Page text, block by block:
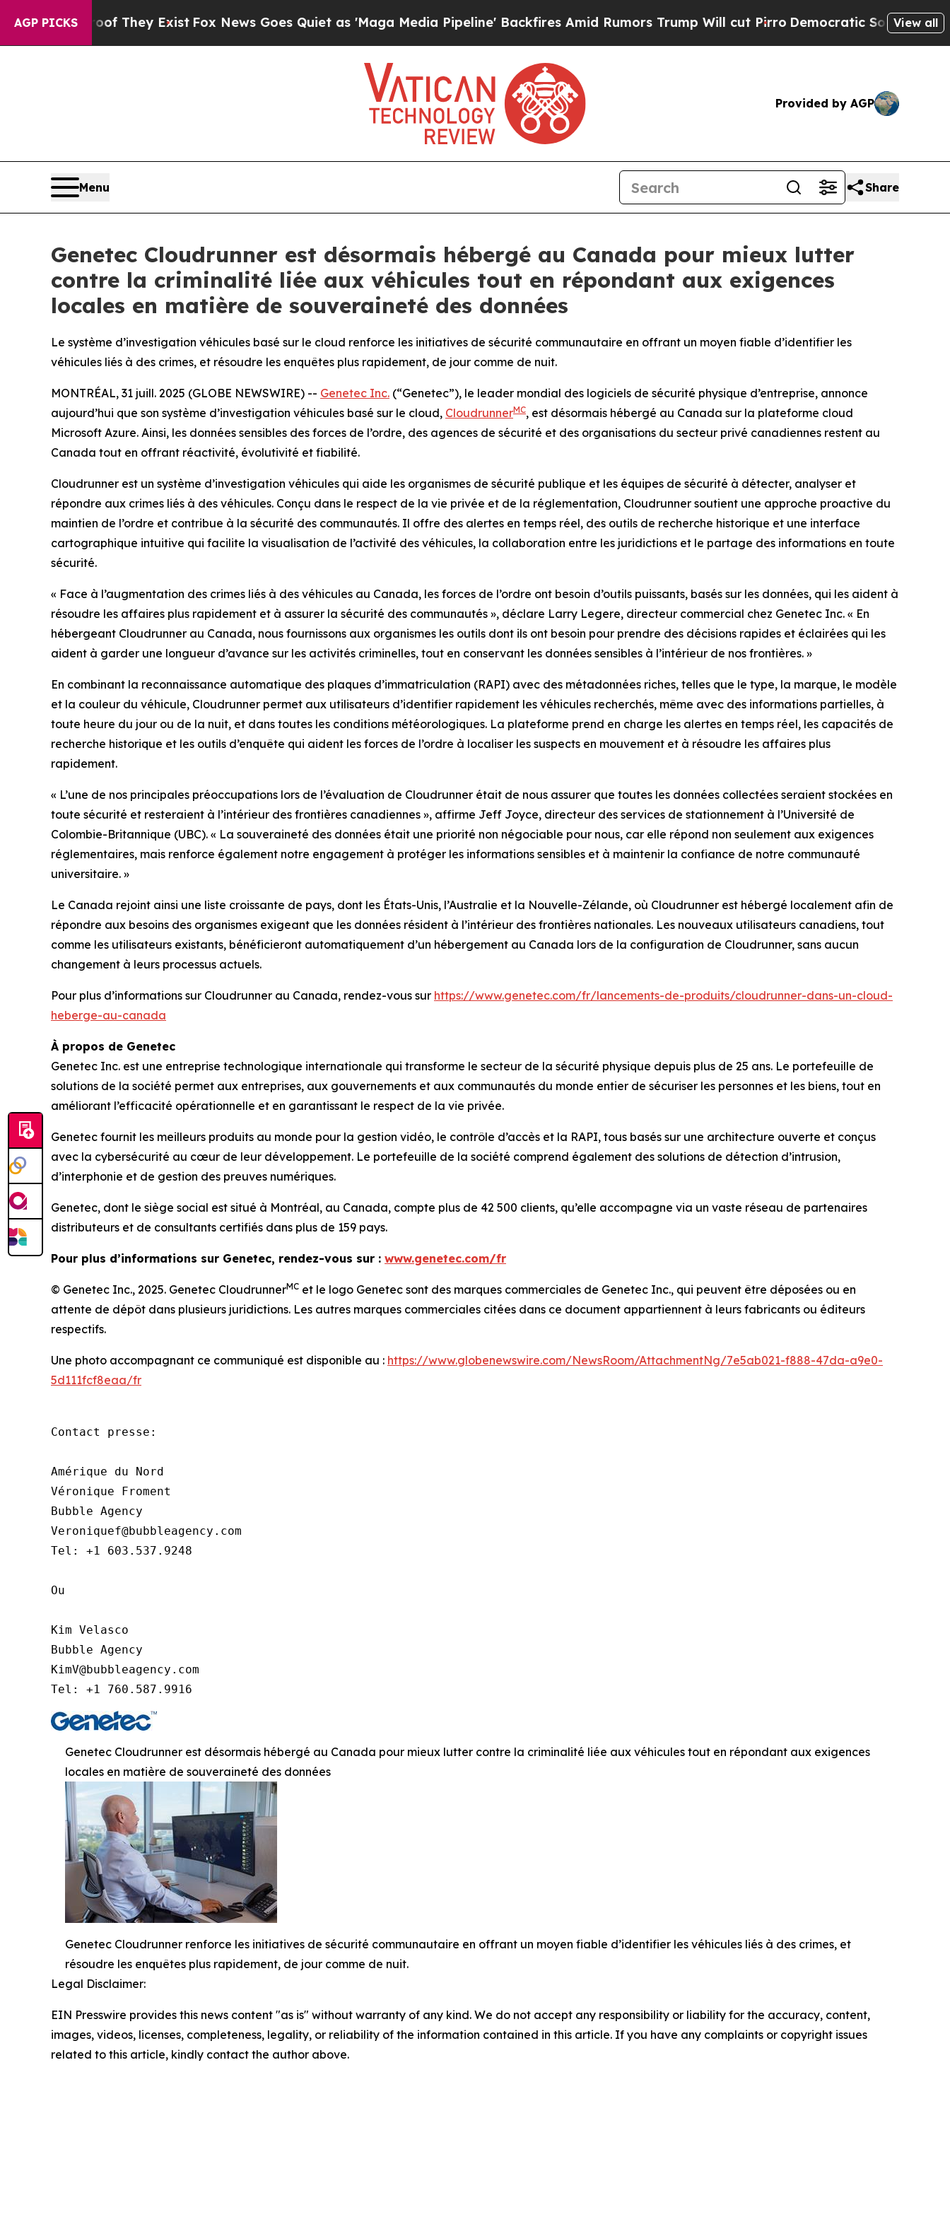
AGP PICKS
Proof They ExistFox News Goes Quiet as 'Maga Media Pipeline' Backfires Amid Rumors Trump Will cut PirroDemocratic Socialists of America
View all
Provided by AGP
Menu Share
Genetec Cloudrunner est désormais hébergé au Canada pour mieux lutter
contre la criminalité liée aux véhicules tout en répondant aux exigences
locales en matière de souveraineté des données
Le système d’investigation véhicules basé sur le cloud renforce les initiatives de sécurité communautaire en offrant un moyen fiable d’identifier les
véhicules liés à des crimes, et résoudre les enquêtes plus rapidement, de jour comme de nuit.
MONTRÉAL, 31 juill. 2025 (GLOBE NEWSWIRE) -- Genetec Inc. (“Genetec”), le leader mondial des logiciels de sécurité physique d’entreprise, annonce
aujourd’hui que son système d’investigation véhicules basé sur le cloud, CloudrunnerMC, est désormais hébergé au Canada sur la plateforme cloud
Microsoft Azure. Ainsi, les données sensibles des forces de l’ordre, des agences de sécurité et des organisations du secteur privé canadiennes restent au
Canada tout en offrant réactivité, évolutivité et fiabilité.
Cloudrunner est un système d’investigation véhicules qui aide les organismes de sécurité publique et les équipes de sécurité à détecter, analyser et
répondre aux crimes liés à des véhicules. Conçu dans le respect de la vie privée et de la réglementation, Cloudrunner soutient une approche proactive du
maintien de l’ordre et contribue à la sécurité des communautés. Il offre des alertes en temps réel, des outils de recherche historique et une interface
cartographique intuitive qui facilite la visualisation de l’activité des véhicules, la collaboration entre les juridictions et le partage des informations en toute
sécurité.
« Face à l’augmentation des crimes liés à des véhicules au Canada, les forces de l’ordre ont besoin d’outils puissants, basés sur les données, qui les aident à
résoudre les affaires plus rapidement et à assurer la sécurité des communautés », déclare Larry Legere, directeur commercial chez Genetec Inc. « En
hébergeant Cloudrunner au Canada, nous fournissons aux organismes les outils dont ils ont besoin pour prendre des décisions rapides et éclairées qui les
aident à garder une longueur d’avance sur les activités criminelles, tout en conservant les données sensibles à l’intérieur de nos frontières. »
En combinant la reconnaissance automatique des plaques d’immatriculation (RAPI) avec des métadonnées riches, telles que le type, la marque, le modèle
et la couleur du véhicule, Cloudrunner permet aux utilisateurs d’identifier rapidement les véhicules recherchés, même avec des informations partielles, à
toute heure du jour ou de la nuit, et dans toutes les conditions météorologiques. La plateforme prend en charge les alertes en temps réel, les capacités de
recherche historique et les outils d’enquête qui aident les forces de l’ordre à localiser les suspects en mouvement et à résoudre les affaires plus
rapidement.
« L’une de nos principales préoccupations lors de l’évaluation de Cloudrunner était de nous assurer que toutes les données collectées seraient stockées en
toute sécurité et resteraient à l’intérieur des frontières canadiennes », affirme Jeff Joyce, directeur des services de stationnement à l’Université de
Colombie-Britannique (UBC). « La souveraineté des données était une priorité non négociable pour nous, car elle répond non seulement aux exigences
réglementaires, mais renforce également notre engagement à protéger les informations sensibles et à maintenir la confiance de notre communauté
universitaire. »
Le Canada rejoint ainsi une liste croissante de pays, dont les États-Unis, l’Australie et la Nouvelle-Zélande, où Cloudrunner est hébergé localement afin de
répondre aux besoins des organismes exigeant que les données résident à l’intérieur des frontières nationales. Les nouveaux utilisateurs canadiens, tout
comme les utilisateurs existants, bénéficieront automatiquement d’un hébergement au Canada lors de la configuration de Cloudrunner, sans aucun
changement à leurs processus actuels.
Pour plus d’informations sur Cloudrunner au Canada, rendez-vous sur https://www.genetec.com/fr/lancements-de-produits/cloudrunner-dans-un-cloud-
heberge-au-canada
À propos de Genetec
Genetec Inc. est une entreprise technologique internationale qui transforme le secteur de la sécurité physique depuis plus de 25 ans. Le portefeuille de
solutions de la société permet aux entreprises, aux gouvernements et aux communautés du monde entier de sécuriser les personnes et les biens, tout en
améliorant l’efficacité opérationnelle et en garantissant le respect de la vie privée.
Genetec fournit les meilleurs produits au monde pour la gestion vidéo, le contrôle d’accès et la RAPI, tous basés sur une architecture ouverte et conçus
avec la cybersécurité au cœur de leur développement. Le portefeuille de la société comprend également des solutions de détection d’intrusion,
d’interphonie et de gestion des preuves numériques.
Genetec, dont le siège social est situé à Montréal, au Canada, compte plus de 42 500 clients, qu’elle accompagne via un vaste réseau de partenaires
distributeurs et de consultants certifiés dans plus de 159 pays.
Pour plus d’informations sur Genetec, rendez-vous sur : www.genetec.com/fr
© Genetec Inc., 2025. Genetec CloudrunnerMC et le logo Genetec sont des marques commerciales de Genetec Inc., qui peuvent être déposées ou en
attente de dépôt dans plusieurs juridictions. Les autres marques commerciales citées dans ce document appartiennent à leurs fabricants ou éditeurs
respectifs.
Une photo accompagnant ce communiqué est disponible au : https://www.globenewswire.com/NewsRoom/AttachmentNg/7e5ab021-f888-47da-a9e0-
5d111fcf8eaa/fr
Contact presse:
Amérique du Nord
Véronique Froment
Bubble Agency
Veroniquef@bubbleagency.com
Tel: +1 603.537.9248
Ou
Kim Velasco
Bubble Agency
KimV@bubbleagency.com
Tel: +1 760.587.9916
Genetec Cloudrunner est désormais hébergé au Canada pour mieux lutter contre la criminalité liée aux véhicules tout en répondant aux exigences
locales en matière de souveraineté des données
Genetec Cloudrunner renforce les initiatives de sécurité communautaire en offrant un moyen fiable d’identifier les véhicules liés à des crimes, et
résoudre les enquêtes plus rapidement, de jour comme de nuit.
Legal Disclaimer:
EIN Presswire provides this news content "as is" without warranty of any kind. We do not accept any responsibility or liability for the accuracy, content,
images, videos, licenses, completeness, legality, or reliability of the information contained in this article. If you have any complaints or copyright issues
related to this article, kindly contact the author above.